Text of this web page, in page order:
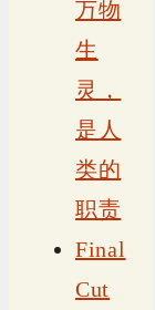
万物
生
灵，
是人
类的
职责
Final
Cut